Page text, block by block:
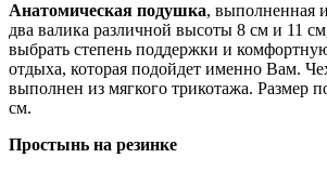
Анатомическая подушка, выполненная
два валика различной высоты 8 см и 11
выбрать степень поддержки и
отдыха, которая подойдет именно Вам.
выполнен из мягкого трикотажа. Размер
см.
Простынь на резинке